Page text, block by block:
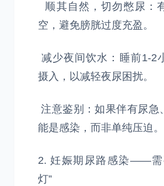
顺其自然，切勿憋尿：
空，避免膀胱过度充盈。
减少夜间饮水：睡前1-2
摄入，以减轻夜尿困扰。
注意鉴别：如果伴有尿急
能是感染，而非单纯压迫。
2. 妊娠期尿路感染——需
灯”